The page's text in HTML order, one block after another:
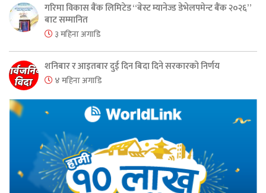
गरिमा विकास बैंक लिमिटेड “बेस्ट म्यानेज्ड डेभेलपमेन्ट बैंक २०२६”
बाट सम्मानित
३ महिना अगाडि
शनिबार र आइतबार दुई दिन बिदा दिने सरकारको निर्णय
४ महिना अगाडि